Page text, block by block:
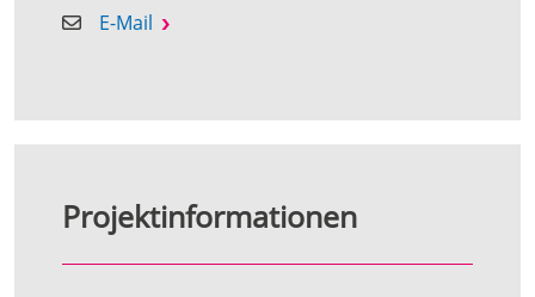
E-Mail
Projektinformationen